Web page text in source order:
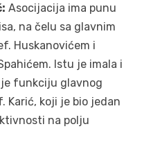
Asocijacija ima punu
na čelu sa glavnim
Huskanovićem i
Istu je imala i
je funkciju glavnog
Karić, koji je bio jedan
na polju